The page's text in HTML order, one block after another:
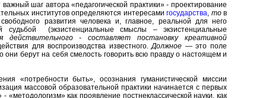
шаг автора «педагогической практики» - проектирование
институтов определяются интересами государства, тов
развития человека и, главное, реальной для него
судьбой (экзистенциальные смыслы – экзистенциальные
- составляет постановку креативной
для воспро­изводства известного.Должное — это поле
берут на себя смелость говорить всю правду о настоящем и
«потребности быть», осознания гуманистической миссии
массовой образовательной практики начинается с первых
как проявление постнеклассической науки, как